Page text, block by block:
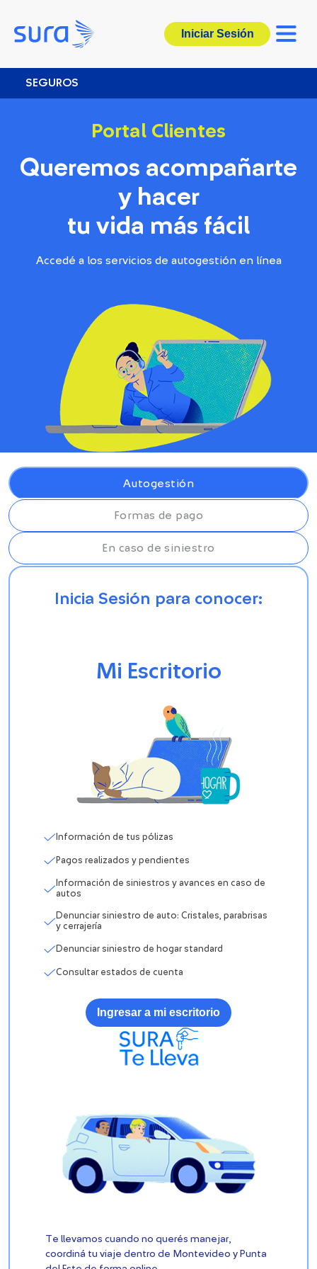
Iniciar Sesión
SEGUROS
CorredoresPortal Clientes
Queremos acompañarte
y hacer
tu vida más fácil
Accedé a los servicios de autogestión en línea
Autogestión
Formas de pago
En caso de siniestro
Inicia Sesión para conocer:
Mi Escritorio
Información de tus pólizas
Pagos realizados y pendientes
Información de siniestros y avances en caso de
autos
Denunciar siniestro de auto: Cristales, parabrisas
y cerrajería
Denunciar siniestro de hogar standard
Consultar estados de cuenta
Ingresar a mi escritorio
Te llevamos cuando no querés manejar,
coordiná tu viaje dentro de Montevideo y Punta